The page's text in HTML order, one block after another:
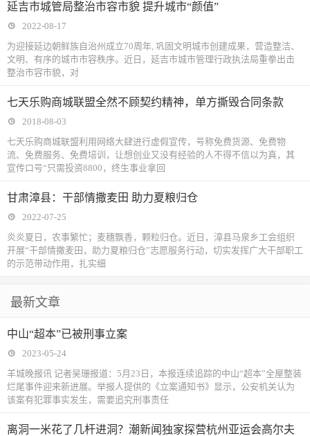
延吉市城管局整治市容市貌 提升城市“颜值”
2022-08-17
为迎接延边朝鲜族自治州成立70周年, 巩固文明城市创建成果，营造整洁、
文明、有序的城市市容秩序。近日，延吉市城市管理行政执法局重拳出击
整治市容市貌，对
七天乐购商城联盟全然不顾契约精神，单方撕毁合同条款
2018-08-03
七天乐购商城联盟利用网络大肆进行虚假宣传，号称免费货源、免费物
流、免费服务、免费培训，让想创业又没有经验的人不得不信以为真，其
宣传口号“只需投资8800，终生事业拿回
甘肃漳县：干部情撒麦田 助力夏粮归仓
2022-07-25
炎炎夏日，农事繁忙；麦穗飘香，颗粒归仓。近日，漳县马泉乡工会组织
开展“干部情撒麦田，助力夏粮归仓”志愿服务行动，切实发挥广大干部职工
的示范带动作用，扎实细
最新文章
中山“超本”已被刑事立案
2023-05-24
羊城晚报讯 记者吴珊报道：5月23日，本报连续追踪的中山“超本”全屋整装
烂尾事件迎来新进展。举报人提供的《立案通知书》显示，公安机关认为
该案有犯罪事实发生，需要追究刑事责任
离洞一米花了几杆进洞？潮新闻独家探营杭州亚运会高尔夫